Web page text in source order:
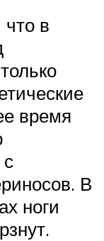
в
время
В
ноги